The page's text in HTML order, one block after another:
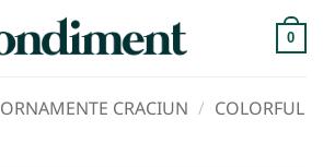
0
ORNAMENTE CRACIUN / COLORFUL